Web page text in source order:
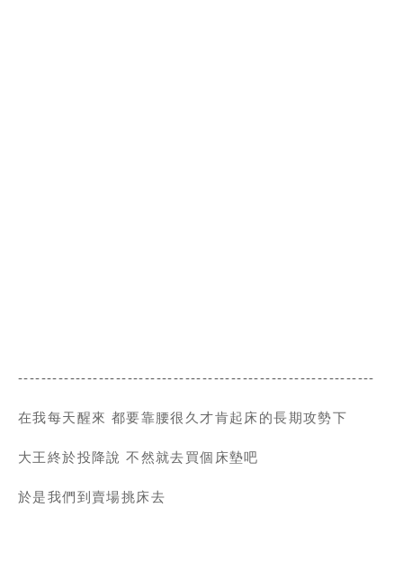
--------------------------------------------------------------
在我每天醒來 都要靠腰很久才肯起床的長期攻勢下
大王終於投降說 不然就去買個床墊吧
於是我們到賣場挑床去